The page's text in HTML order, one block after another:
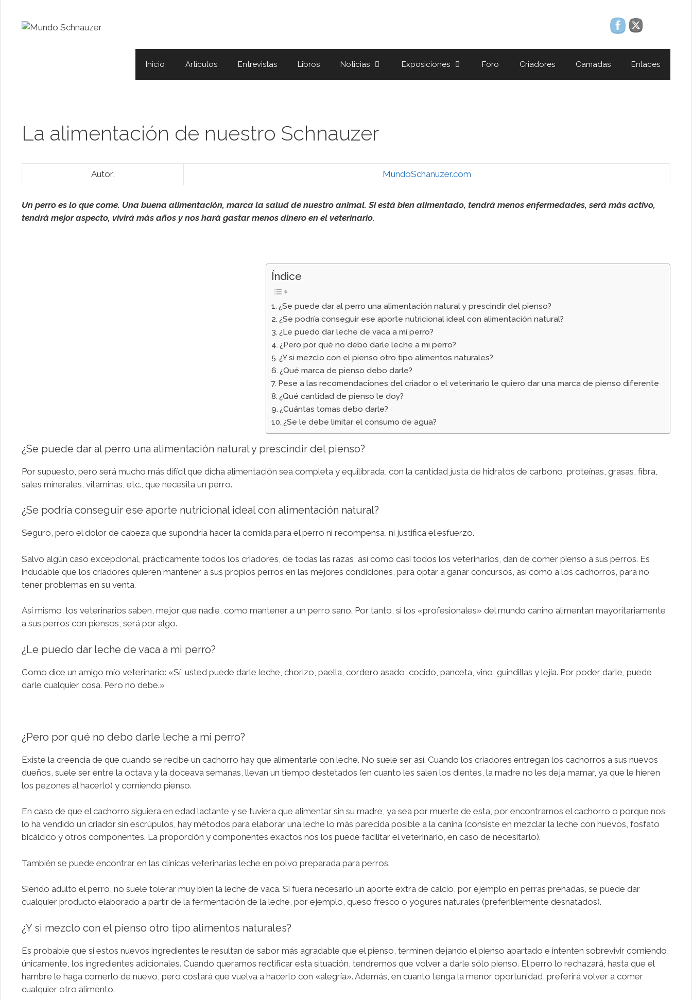
contenido
Inicio Artículos Entrevistas Libros Noticias Exposiciones Foro Criadores Camadas Enlaces
La alimentación de nuestro Schnauzer
Autor: MundoSchanuzer.com
Un perro es lo que come. Una buena alimentación, marca la salud de nuestro animal. Si está bien alimentado, tendrá menos enfermedades, será más activo,
tendrá mejor aspecto, vivirá más años y nos hará gastar menos dinero en el veterinario.
Índice
¿Se puede dar al perro una alimentación natural y prescindir del pienso?
¿Se podría conseguir ese aporte nutricional ideal con alimentación natural?
¿Le puedo dar leche de vaca a mi perro?
¿Pero por qué no debo darle leche a mi perro?
¿Y si mezclo con el pienso otro tipo alimentos naturales?
¿Qué marca de pienso debo darle?
Pese a las recomendaciones del criador o el veterinario le quiero dar una marca de pienso diferente
¿Qué cantidad de pienso le doy?
¿Cuántas tomas debo darle?
¿Se le debe limitar el consumo de agua?
¿Se puede dar al perro una alimentación natural y prescindir del pienso?
Por supuesto, pero será mucho más difícil que dicha alimentación sea completa y equilibrada, con la cantidad justa de hidratos de carbono, proteínas, grasas, fibra,
sales minerales, vitaminas, etc., que necesita un perro.
¿Se podría conseguir ese aporte nutricional ideal con alimentación natural?
Seguro, pero el dolor de cabeza que supondría hacer la comida para el perro ni recompensa, ni justifica el esfuerzo.
Salvo algún caso excepcional, prácticamente todos los criadores, de todas las razas, así como casi todos los veterinarios, dan de comer pienso a sus perros. Es
indudable que los criadores quieren mantener a sus propios perros en las mejores condiciones, para optar a ganar concursos, así como a los cachorros, para no
tener problemas en su venta.
Así mismo, los veterinarios saben, mejor que nadie, como mantener a un perro sano. Por tanto, si los «profesionales» del mundo canino alimentan mayoritariamente
a sus perros con piensos, será por algo.
¿Le puedo dar leche de vaca a mi perro?
Como dice un amigo mío veterinario: «Sí, usted puede darle leche, chorizo, paella, cordero asado, cocido, panceta, vino, guindillas y lejía. Por poder darle, puede
darle cualquier cosa. Pero no debe.»
¿Pero por qué no debo darle leche a mi perro?
Existe la creencia de que cuando se recibe un cachorro hay que alimentarle con leche. No suele ser así. Cuando los criadores entregan los cachorros a sus nuevos
dueños, suele ser entre la octava y la doceava semanas, llevan un tiempo destetados (en cuanto les salen los dientes, la madre no les deja mamar, ya que le hieren
los pezones al hacerlo) y comiendo pienso.
En caso de que el cachorro siguiera en edad lactante y se tuviera que alimentar sin su madre, ya sea por muerte de esta, por encontrarnos el cachorro o porque nos
lo ha vendido un criador sin escrúpulos, hay métodos para elaborar una leche lo más parecida posible a la canina (consiste en mezclar la leche con huevos, fosfato
bicálcico y otros componentes. La proporción y componentes exactos nos los puede facilitar el veterinario, en caso de necesitarlo).
También se puede encontrar en las clínicas veterinarias leche en polvo preparada para perros.
Siendo adulto el perro, no suele tolerar muy bien la leche de vaca. Si fuera necesario un aporte extra de calcio, por ejemplo en perras preñadas, se puede dar
cualquier producto elaborado a partir de la fermentación de la leche, por ejemplo, queso fresco o yogures naturales (preferiblemente desnatados).
¿Y si mezclo con el pienso otro tipo alimentos naturales?
Es probable que si estos nuevos ingredientes le resultan de sabor más agradable que el pienso, terminen dejando el pienso apartado e intenten sobrevivir comiendo,
únicamente, los ingredientes adicionales. Cuando queramos rectificar esta situación, tendremos que volver a darle sólo pienso. El perro lo rechazará, hasta que el
hambre le haga comerlo de nuevo, pero costará que vuelva a hacerlo con «alegría». Además, en cuanto tenga la menor oportunidad, preferirá volver a comer
cualquier otro alimento.